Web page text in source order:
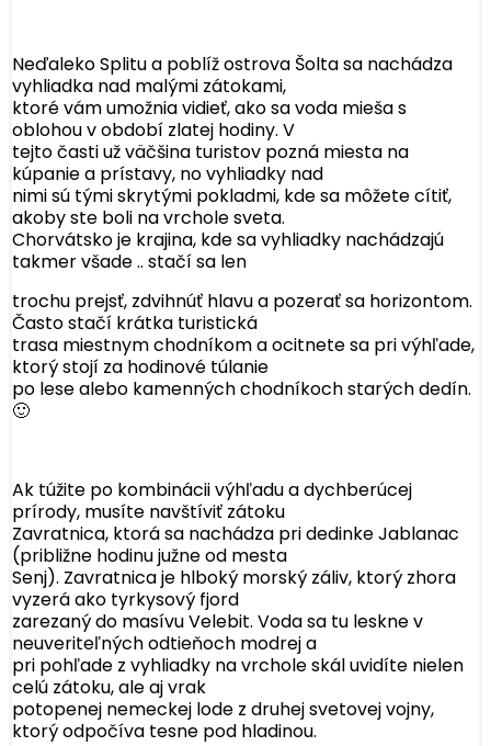
Neďaleko Splitu a poblíž ostrova Šolta sa nachádza
vyhliadka nad malými zátokami,
ktoré vám umožnia vidieť, ako sa voda mieša s
oblohou v období zlatej hodiny. V
tejto časti už väčšina turistov pozná miesta na
kúpanie a prístavy, no vyhliadky nad
nimi sú tými skrytými pokladmi, kde sa môžete cítiť,
akoby ste boli na vrchole sveta.
Chorvátsko je krajina, kde sa vyhliadky nachádzajú
takmer všade .. stačí sa len
trochu prejsť, zdvihnúť hlavu a pozerať sa horizontom.
Často stačí krátka turistická
trasa miestnym chodníkom a ocitnete sa pri výhľade,
ktorý stojí za hodinové túlanie
po lese alebo kamenných chodníkoch starých dedín.
🙂
Ak túžite po kombinácii výhľadu a dychberúcej
prírody, musíte navštíviť zátoku
Zavratnica, ktorá sa nachádza pri dedinke Jablanac
(približne hodinu južne od mesta
Senj). Zavratnica je hlboký morský záliv, ktorý zhora
vyzerá ako tyrkysový fjord
zarezaný do masívu Velebit. Voda sa tu leskne v
neuveriteľných odtieňoch modrej a
pri pohľade z vyhliadky na vrchole skál uvidíte nielen
celú zátoku, ale aj vrak
potopenej nemeckej lode z druhej svetovej vojny,
ktorý odpočíva tesne pod hladinou.